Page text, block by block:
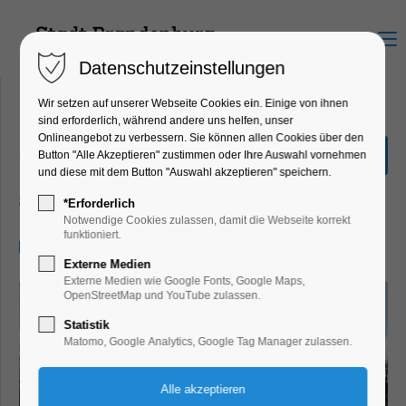
Menu
„Stadtrundfahrt“ 2,0
Stunden
Schiffrundfahrt
Datenschutzeinstellungen
Wir setzen auf unserer Webseite Cookies ein. Einige von ihnen
sind erforderlich, während andere uns helfen, unser
Onlineangebot zu verbessern. Sie können allen Cookies über den
Button "Alle Akzeptieren" zustimmen oder Ihre Auswahl vornehmen
und diese mit dem Button "Auswahl akzeptieren" speichern.
*Erforderlich
Notwendige Cookies zulassen, damit die Webseite korrekt
funktioniert.
Externe Medien
Externe Medien wie Google Fonts, Google Maps,
OpenStreetMap und YouTube zulassen.
Statistik
Matomo, Google Analytics, Google Tag Manager zulassen.